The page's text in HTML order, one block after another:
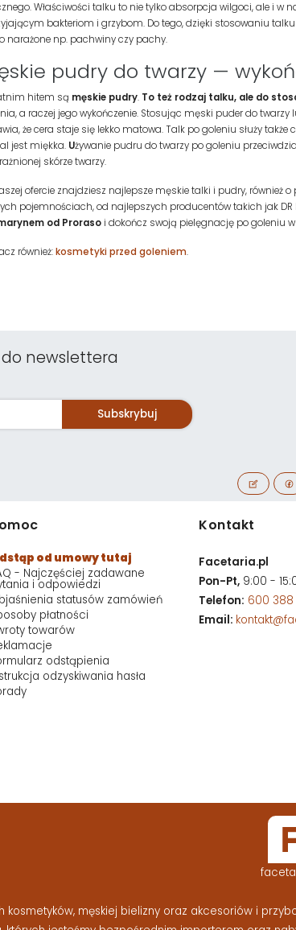
Właściwości talku to nie tylko absorpcja wilgoci, ale i w
bakteriom i grzybom. Do tego, dzięki stosowaniu
narażone np. pachwiny czy pachy.
pudry do twarzy —
hitem są męskie pudry. To też rodzaj talku, ale do
a raczej jego wykończenie. Stosując męski puder do
że cera staje się lekko matowa. Talk po goleniu służy
jest miękka. Używanie pudru do twarzy po goleniu
skórze twarzy.
ofercie znajdziesz najlepsze męskie talki i pudry,
pojemnościach, od najlepszych producentów takich jak DR
od Proraso i dokończ swoją pielęgnację po goleniu
również:kosmetyki przed goleniem.
do newslettera
Subskrybuj
od umowy tutaj
- Najczęściej zadawane
i odpowiedzi
statusów zamówień
płatności
towarów
odstąpienia
odzyskiwania hasła
Kontakt
Facetaria.pl
Pon-Pt, 9:00 -
Telefon: 600 388
Email:
męskiej bielizny oraz akcesoriów i